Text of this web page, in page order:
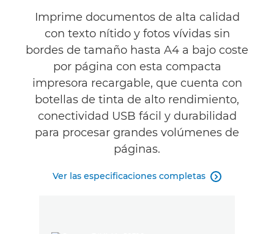
Asistencia
COMPRAR TINTA
Imprime documentos de alta calidad
con texto nítido y fotos vívidas sin
bordes de tamaño hasta A4 a bajo coste
por página con esta compacta
impresora recargable, que cuenta con
botellas de tinta de alto rendimiento,
conectividad USB fácil y durabilidad
para procesar grandes volúmenes de
páginas.
Ver las especificaciones completas 